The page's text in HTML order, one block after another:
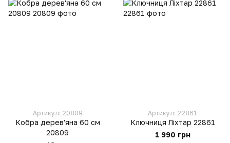
Артикул: 20809
Кобра дерев'яна 60 см
20809
Артикул: 22861
Ключниця Ліхтар 22861
1 990 грн